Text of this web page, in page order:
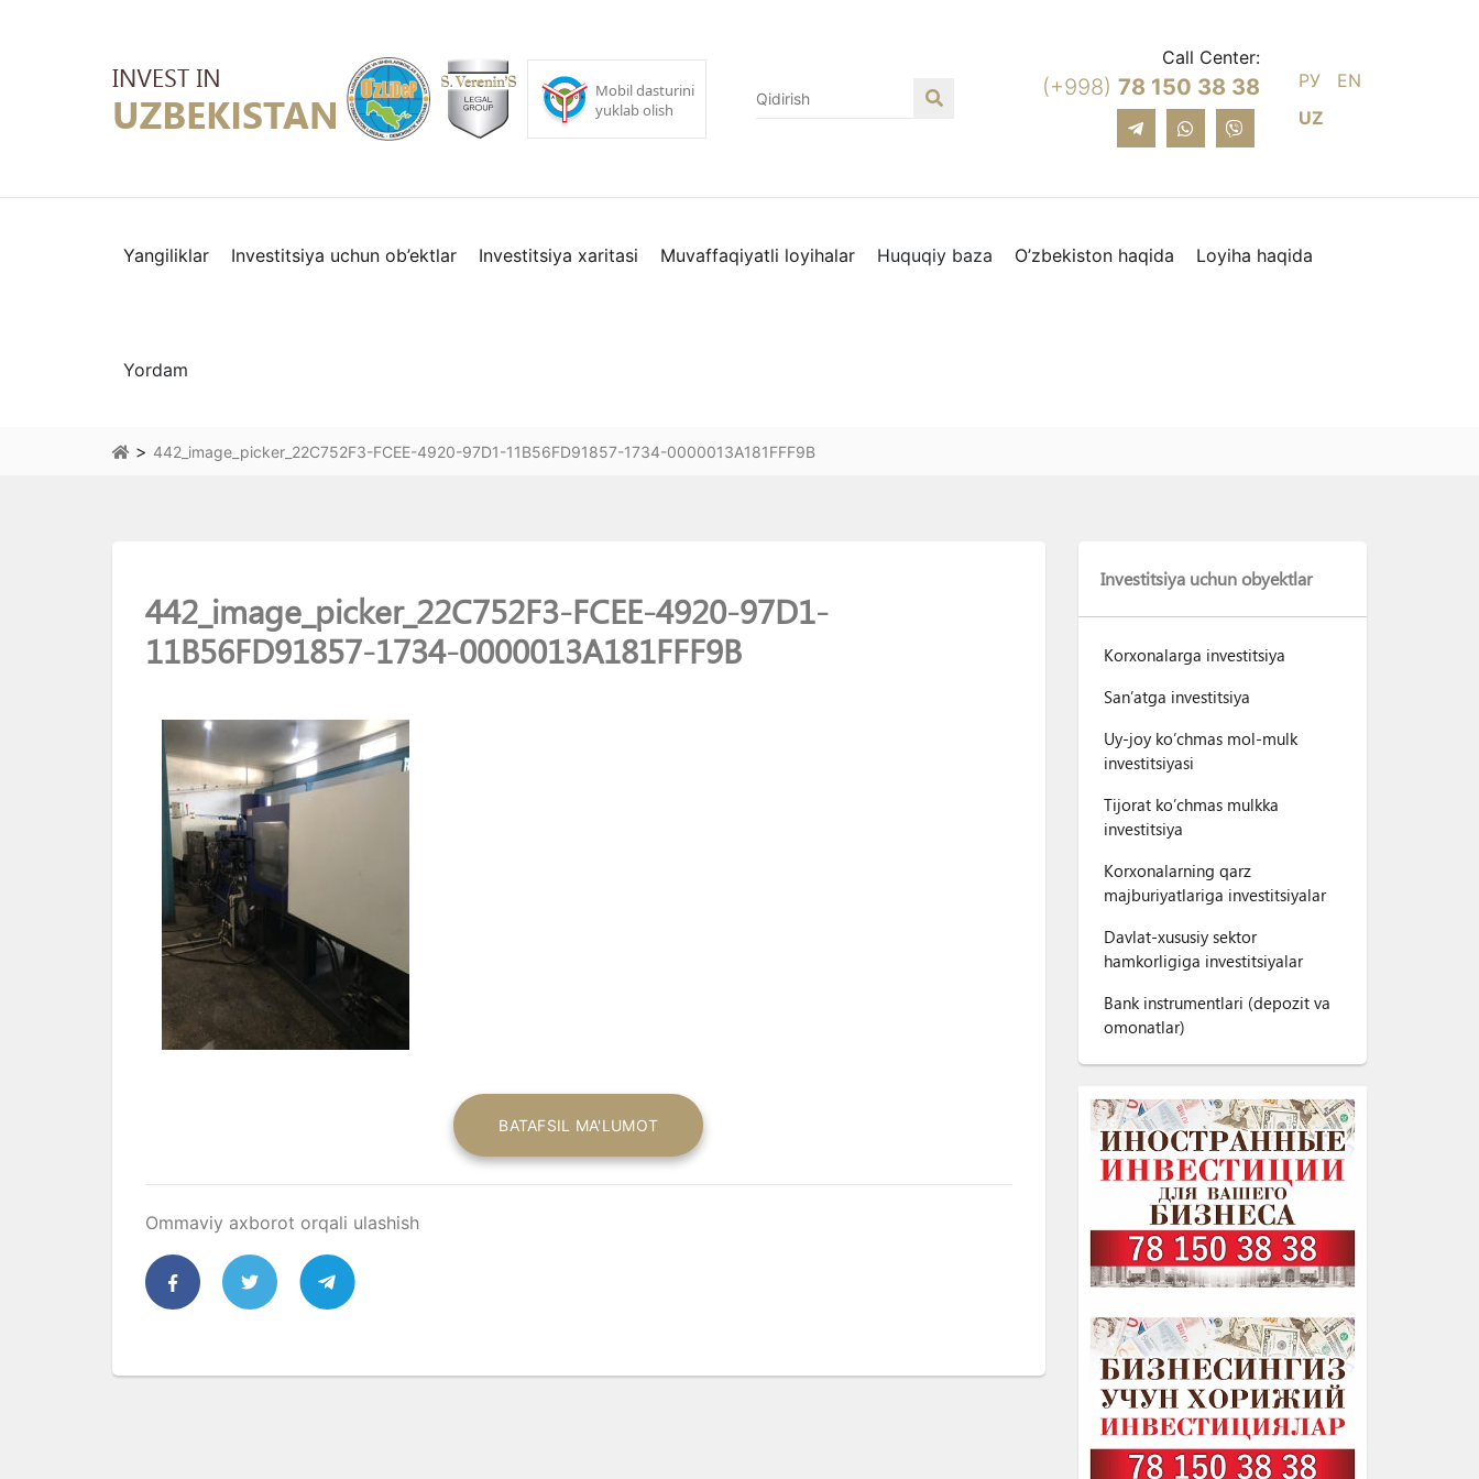
Call Center:
(+998) 78 150 38 38 РУ
EN
UZ
Yangiliklar Investitsiya uchun ob’ektlar Investitsiya xaritasi Muvaffaqiyatli loyihalar Huquqiy baza O’zbekiston haqida Loyiha haqida
Yordam
> 442_image_picker_22C752F3-FCEE-4920-97D1-11B56FD91857-1734-0000013A181FFF9B
442_image_picker_22C752F3-FCEE-4920-97D1-
11B56FD91857-1734-0000013A181FFF9B
BATAFSIL MA'LUMOT
Ommaviy axborot orqali ulashish
Investitsiya uchun obyektlar
Korxonalarga investitsiya
San’atga investitsiya
Uy-joy ko’chmas mol-mulk
investitsiyasi
Tijorat ko’chmas mulkka
investitsiya
Korxonalarning qarz
majburiyatlariga investitsiyalar
Davlat-xususiy sektor
hamkorligiga investitsiyalar
Bank instrumentlari (depozit va
omonatlar)